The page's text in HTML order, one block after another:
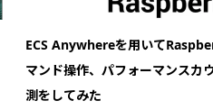
ECS Anywhereを用いて
マンド操作、パフォーマンスカ
測をしてみた